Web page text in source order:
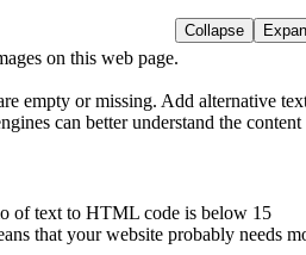
Collapse
on this web page.
empty or missing. Add alternative
can better understand the
of text to HTML code is below 15
that your website probably needs